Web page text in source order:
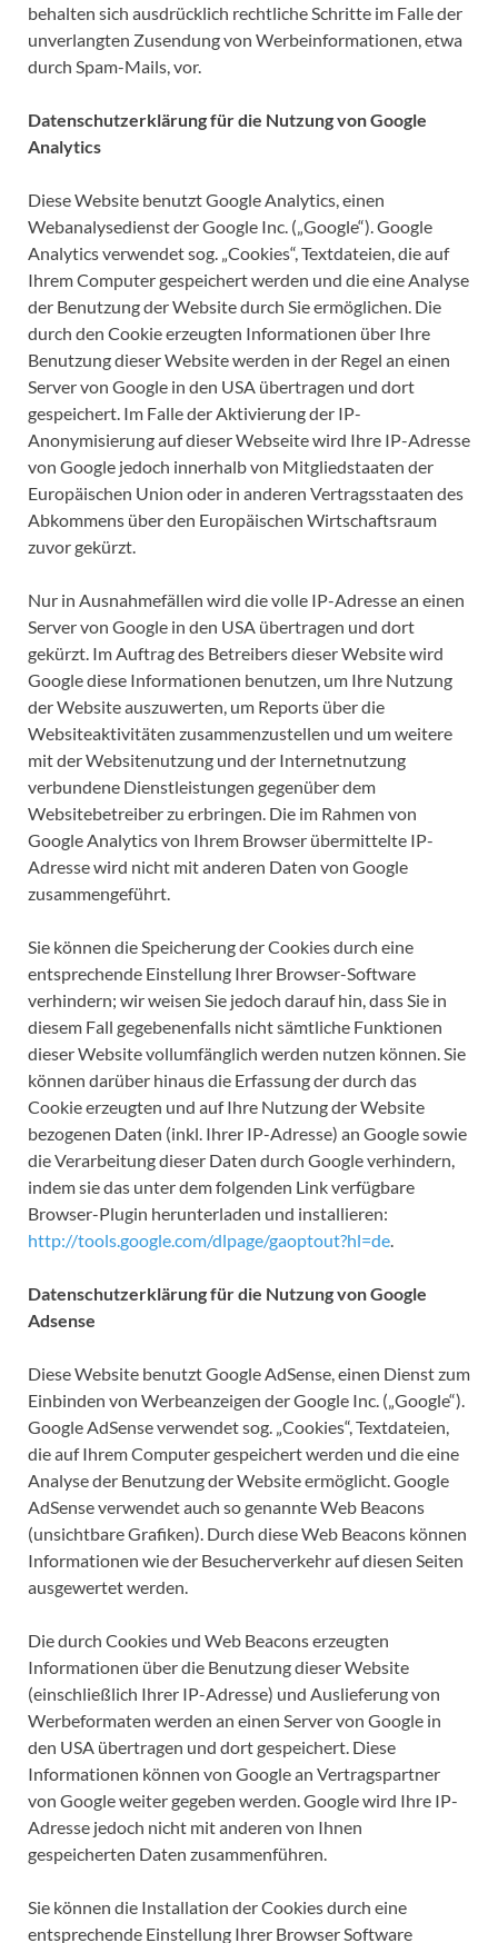
behalten sich ausdrücklich rechtliche Schritte im Falle der
unverlangten Zusendung von Werbeinformationen, etwa
durch Spam-Mails, vor.
Datenschutzerklärung für die Nutzung von Google
Analytics
Diese Website benutzt Google Analytics, einen
Webanalysedienst der Google Inc. („Google“). Google
Analytics verwendet sog. „Cookies“, Textdateien, die auf
Ihrem Computer gespeichert werden und die eine Analyse
der Benutzung der Website durch Sie ermöglichen. Die
durch den Cookie erzeugten Informationen über Ihre
Benutzung dieser Website werden in der Regel an einen
Server von Google in den USA übertragen und dort
gespeichert. Im Falle der Aktivierung der IP-
Anonymisierung auf dieser Webseite wird Ihre IP-Adresse
von Google jedoch innerhalb von Mitgliedstaaten der
Europäischen Union oder in anderen Vertragsstaaten des
Abkommens über den Europäischen Wirtschaftsraum
zuvor gekürzt.
Nur in Ausnahmefällen wird die volle IP-Adresse an einen
Server von Google in den USA übertragen und dort
gekürzt. Im Auftrag des Betreibers dieser Website wird
Google diese Informationen benutzen, um Ihre Nutzung
der Website auszuwerten, um Reports über die
Websiteaktivitäten zusammenzustellen und um weitere
mit der Websitenutzung und der Internetnutzung
verbundene Dienstleistungen gegenüber dem
Websitebetreiber zu erbringen. Die im Rahmen von
Google Analytics von Ihrem Browser übermittelte IP-
Adresse wird nicht mit anderen Daten von Google
zusammengeführt.
Sie können die Speicherung der Cookies durch eine
entsprechende Einstellung Ihrer Browser-Software
verhindern; wir weisen Sie jedoch darauf hin, dass Sie in
diesem Fall gegebenenfalls nicht sämtliche Funktionen
dieser Website vollumfänglich werden nutzen können. Sie
können darüber hinaus die Erfassung der durch das
Cookie erzeugten und auf Ihre Nutzung der Website
bezogenen Daten (inkl. Ihrer IP-Adresse) an Google sowie
die Verarbeitung dieser Daten durch Google verhindern,
indem sie das unter dem folgenden Link verfügbare
Browser-Plugin herunterladen und installieren:
http://tools.google.com/dlpage/gaoptout?hl=de
Datenschutzerklärung für die Nutzung von Google
Adsense
Diese Website benutzt Google AdSense, einen Dienst zum
Einbinden von Werbeanzeigen der Google Inc. („Google“).
Google AdSense verwendet sog. „Cookies“, Textdateien,
die auf Ihrem Computer gespeichert werden und die eine
Analyse der Benutzung der Website ermöglicht. Google
AdSense verwendet auch so genannte Web Beacons
(unsichtbare Grafiken). Durch diese Web Beacons können
Informationen wie der Besucherverkehr auf diesen Seiten
ausgewertet werden.
Die durch Cookies und Web Beacons erzeugten
Informationen über die Benutzung dieser Website
(einschließlich Ihrer IP-Adresse) und Auslieferung von
Werbeformaten werden an einen Server von Google in
den USA übertragen und dort gespeichert. Diese
Informationen können von Google an Vertragspartner
von Google weiter gegeben werden. Google wird Ihre IP-
Adresse jedoch nicht mit anderen von Ihnen
gespeicherten Daten zusammenführen.
Sie können die Installation der Cookies durch eine
entsprechende Einstellung Ihrer Browser Software